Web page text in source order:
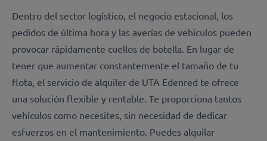
Dentro del sector logístico, el negocio estacional, los
pedidos de última hora y las averías de vehículos pueden
provocar rápidamente cuellos de botella. En lugar de
tener que aumentar constantemente el tamaño de tu
flota, el servicio de alquiler de UTA Edenred te ofrece
una solución flexible y rentable. Te proporciona tantos
vehículos como necesites, sin necesidad de dedicar
esfuerzos en el mantenimiento. Puedes alquilar